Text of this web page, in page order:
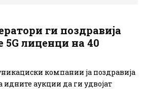
ги поздравија
5G лиценци на 40
компании ја поздравија
аукции да ги удвојат